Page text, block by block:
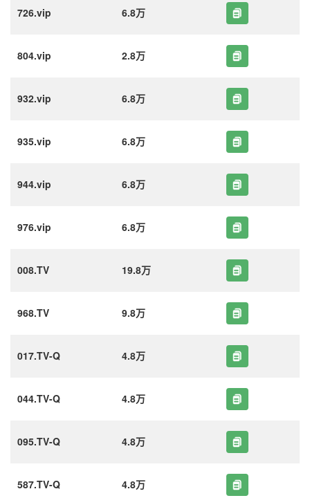
726.vip 6.8万
804.vip 2.8万
932.vip 6.8万
935.vip 6.8万
944.vip 6.8万
976.vip 6.8万
008.TV 19.8万
968.TV 9.8万
017.TV-Q 4.8万
044.TV-Q 4.8万
095.TV-Q 4.8万
587.TV-Q 4.8万